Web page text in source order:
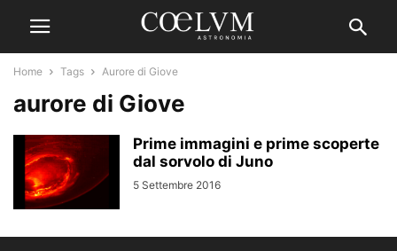
Home Tags Aurore di Giove
aurore di Giove
Prime immagini e prime scoperte
dal sorvolo di Juno
5 Settembre 2016